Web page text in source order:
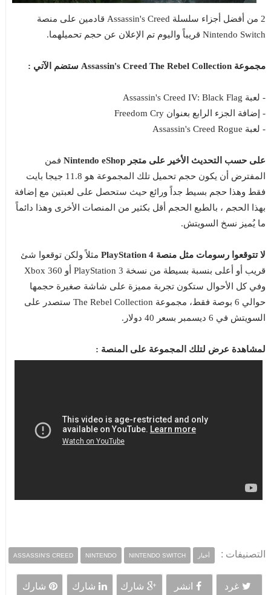
2 من أفضل أجزاء سلسلة Assassin's Creed قادمين على منصة
Nintendo Switch قريباً واليوم تم الإعلان عن حجم تحميلهما.
مجموعة Assassin's Creed The Rebel Collection ستضم الآتي :
- لعبة Assassin's Creed IV: Black Flag
- إضافة الجزء الرابع بعنوان Freedom Cry
- لعبة Assassin's Creed Rogue
على حسب التحديث الأخير على متجر Nintendo eShop
فمن
المفترض أن يكون حجم تحميل تلك المجموعة هو 11.8 جيجا بايت
فقط وهذا حجم بسيط جداً ورائع حيث ستحصل على لعبتين مع إضافة
بهذا الحجم ، بالطبع الحجم أقل بكثير من المنصات الأخرى وهذا دائماً
ما يُميز نسخ السويتش.
لا تتوقعوا رسومات مثل منصة PlayStation 4
مثلاً ولكن توقعوا شئ
قريب أو أعلى بنسبة بسيطة من نسخة PlayStation 3 أو Xbox 360
وفي كل الأحوال ستكون تجربة مميزة على شاشة صغيرة حجمها
حوالي 6 بوصة فقط، مجموعة The Rebel Collection ستصدر على
السويتش في 6 ديسمبر بسعر 40 دولار.
لمشاهدة عرض لتلك المجموعة على المنصة :
التصنيفات : أخبار ASSASSIN'S CREED NINTENDO NINTENDO SWITCH
غرد انشر شارك شارك شارك